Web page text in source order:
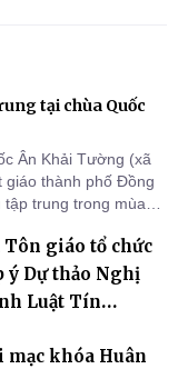
tại chùa Quốc
Ân Khải Tường (xã
giáo thành phố Đồng
tập trung trong mùa
Ân Khải Tường.
Tôn giáo tổ chức
ý Dự thảo Nghị
Luật Tín
mạc khóa Huân